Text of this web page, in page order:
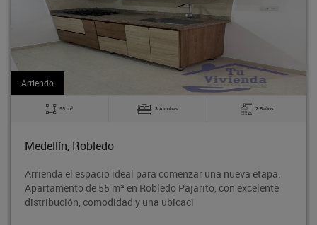
3 Alcobas 2 Baños
ideal para comenzar una nueva etapa.
55 m² en Robledo Pajarito, con excelente
y una ubicaci
Arriendo
Excelente
tradicional